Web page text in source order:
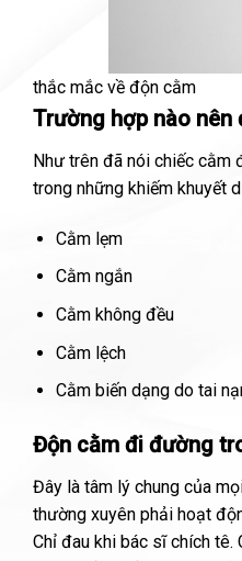
thắc mắc về độn cằm
Trường hợp nào nên
Như trên đã nói chiếc cằm
trong những khiếm khuyết
Cằm lẹm
Cằm ngắn
Cằm không đều
Cằm lệch
Cằm biến dạng do tai
Độn cằm đi đường
Đây là tâm lý chung của
thường xuyên phải hoạt
Chỉ đau khi bác sĩ chích tê.